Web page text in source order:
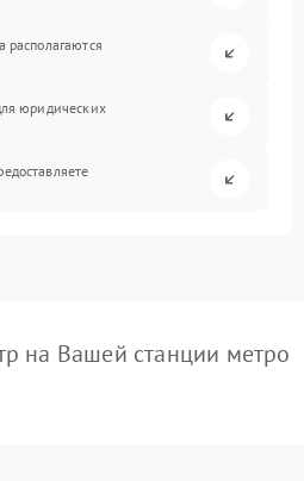
юридических
на Вашей станции метро